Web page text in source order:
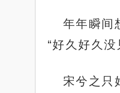
年年瞬间
“好久好久
宋兮之只